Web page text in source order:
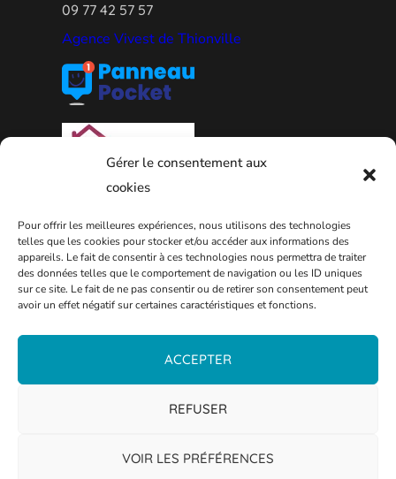
Gérer le consentement aux
cookies
Pour offrir les meilleures expériences, nous utilisons des technologies
telles que les cookies pour stocker et/ou accéder aux informations des
appareils. Le fait de consentir à ces technologies nous permettra de traiter
des données telles que le comportement de navigation ou les ID uniques
sur ce site. Le fait de ne pas consentir ou de retirer son consentement peut
avoir un effet négatif sur certaines caractéristiques et fonctions.
ACCEPTER
REFUSER
VOIR LES PRÉFÉRENCES
09 77 42 57 57
Agence Vivest de Thionville
PLAN DE LA VILLE